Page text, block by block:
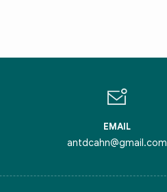
EMAIL
antdcahn@gmail.com
của Thủ đô